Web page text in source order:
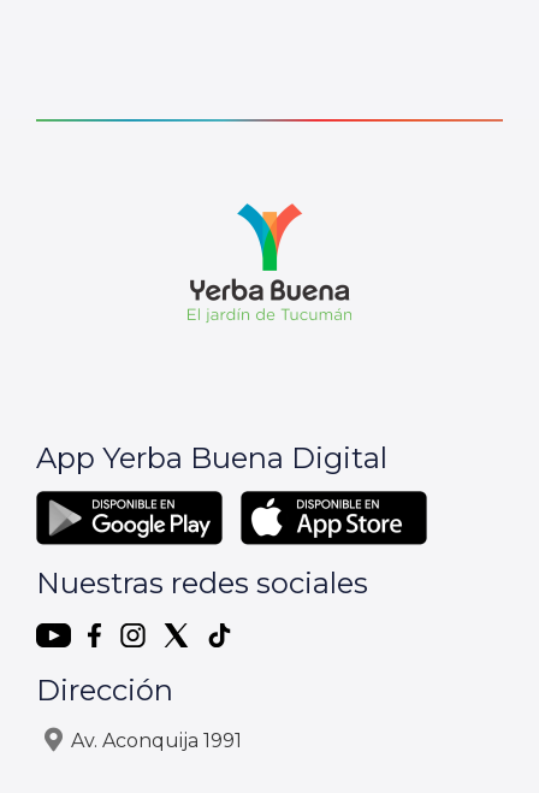
App Yerba Buena Digital
Nuestras redes sociales
Dirección
Av. Aconquija 1991